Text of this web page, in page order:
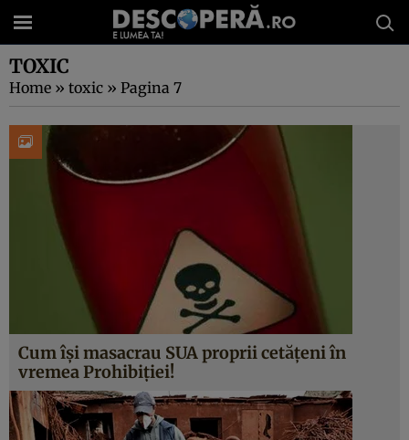
TOXIC
Home » toxic » Pagina 7
Cum îşi masacrau SUA proprii cetăţeni în
vremea Prohibiţiei!